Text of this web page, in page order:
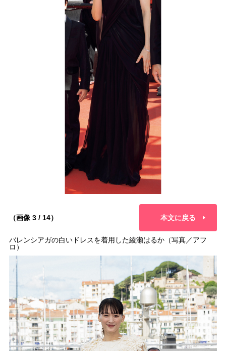
（画像 3 / 14） 本文に戻る
バレンシアガの白いドレスを着用した綾瀬はるか（写真／アフ
ロ）